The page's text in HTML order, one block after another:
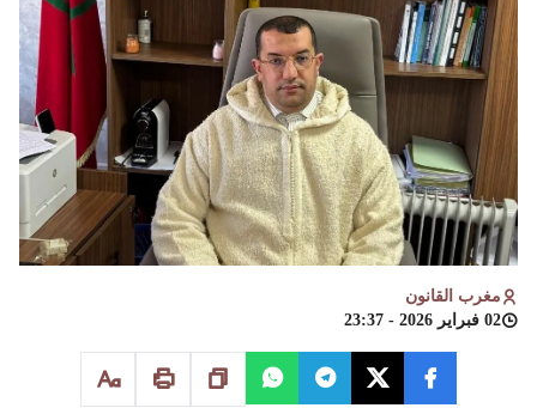
مغرب القانون
02 فبراير 2026 - 23:37